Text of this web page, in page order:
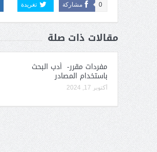
مشاركة 0 تغريدة
مقالات ذات صلة
مفردات مقرر- أدب البحث
باستخدام المصادر
أكتوبر 17, 2024